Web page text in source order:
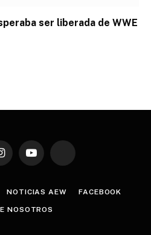
ser liberada de WWE
YouTube TikTok
NOTICIAS AEW FACEBOOK
NOSOTROS